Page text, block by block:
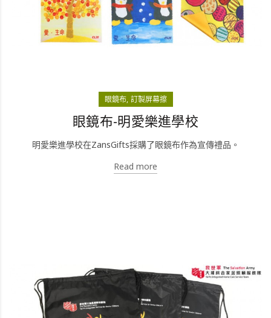
眼鏡布 訂製屏幕擦
眼鏡布-明愛樂進學校
明愛樂進學校在ZansGifts採購了眼鏡布作為宣傳禮品。
Read more